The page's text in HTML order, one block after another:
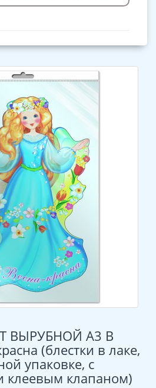
ВЫРУБНОЙ А3 В
(блестки в лаке,
упаковке, с
клеевым клапаном)